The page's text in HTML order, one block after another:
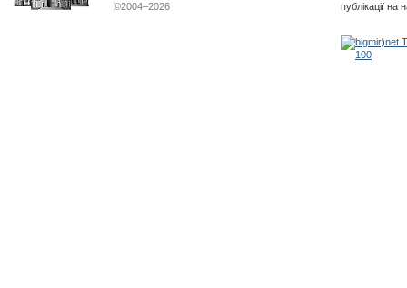
©2004–2026
публікації на